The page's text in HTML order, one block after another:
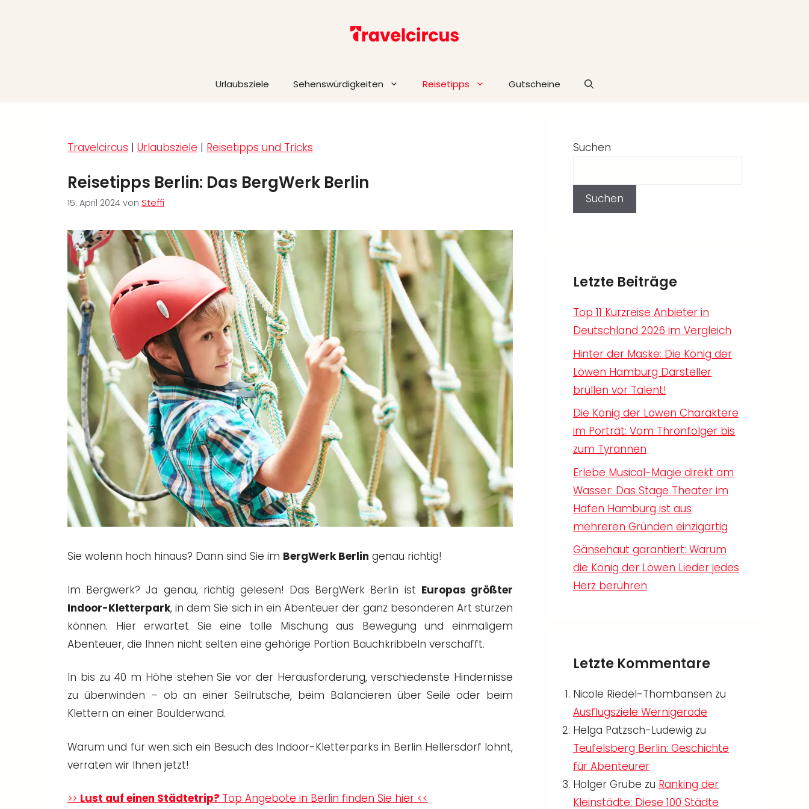
Urlaubsziele Sehenswürdigkeiten Reisetipps Gutscheine
Travelcircus | Urlaubsziele | Reisetipps und Tricks
Reisetipps Berlin: Das BergWerk Berlin
15. April 2024 von Steffi
Sie wolenn hoch hinaus? Dann sind Sie im BergWerk Berlin genau richtig!
Im Bergwerk? Ja genau, richtig gelesen! Das BergWerk Berlin ist Europas größter
Indoor-Kletterpark, in dem Sie sich in ein Abenteuer der ganz besonderen Art stürzen
können. Hier erwartet Sie eine tolle Mischung aus Bewegung und einmaligem
Abenteuer, die Ihnen nicht selten eine gehörige Portion Bauchkribbeln verschafft.
In bis zu 40 m Höhe stehen Sie vor der Herausforderung, verschiedenste Hindernisse
zu überwinden – ob an einer Seilrutsche, beim Balancieren über Seile oder beim
Klettern an einer Boulderwand.
Warum und für wen sich ein Besuch des Indoor-Kletterparks in Berlin Hellersdorf lohnt,
verraten wir Ihnen jetzt!
>> Lust auf einen Städtetrip? Top Angebote in Berlin finden Sie hier <<
Suchen
Suchen
Letzte Beiträge
Top 11 Kurzreise Anbieter in
Deutschland 2026 im Vergleich
Hinter der Maske: Die König der
Löwen Hamburg Darsteller
brüllen vor Talent!
Die König der Löwen Charaktere
im Porträt: Vom Thronfolger bis
zum Tyrannen
Erlebe Musical-Magie direkt am
Wasser: Das Stage Theater im
Hafen Hamburg ist aus
mehreren Gründen einzigartig
Gänsehaut garantiert: Warum
die König der Löwen Lieder jedes
Herz berühren
Letzte Kommentare
Nicole Riedel-Thombansen zu
Ausflugsziele Wernigerode
Helga Patzsch-Ludewig zu
Teufelsberg Berlin: Geschichte
für Abenteurer
Holger Grube zu Ranking der
Kleinstädte: Diese 100 Städte